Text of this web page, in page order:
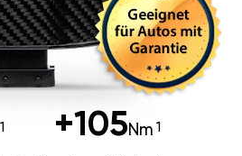
+105Nm